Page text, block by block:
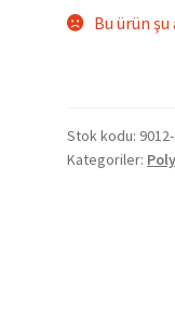
Bu ürün
Stok kodu:
Kategoriler: